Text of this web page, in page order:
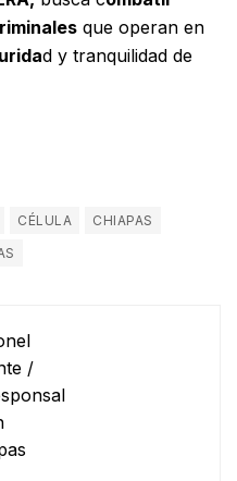
que operan en
d y tranquilidad de
CÉLULA
CHIAPAS